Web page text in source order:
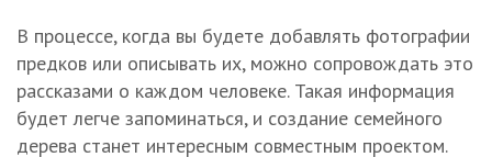
В процессе, когда вы будете добавлять фотографии
предков или описывать их, можно сопровождать это
рассказами о каждом человеке. Такая информация
будет легче запоминаться, и создание семейного
дерева станет интересным совместным проектом.